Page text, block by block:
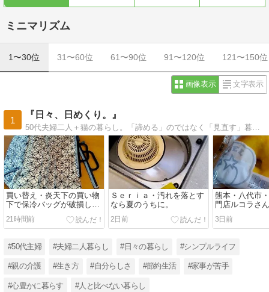
ミニマリズム
1〜30位 31〜60位 61〜90位 91〜120位 121〜150位
画像表示 文字表示
1
『日々、日めくり。』
買い替え・炎天下の買い物
下で保冷バッグが破損し
て・・
21時間前
Ｓｅｒｉａ・汚れを落とす
なら夏のうちに。
2日前
熊本・八代市
門店ルコラさ
ーグルで・・
3日前
#50代主婦 #夫婦二人暮らし #日々の暮らし #シンプルライフ
#親の介護 #生き方 #自分らしさ #節約生活 #家事が苦手
#心豊かに暮らす #人と比べない暮らし